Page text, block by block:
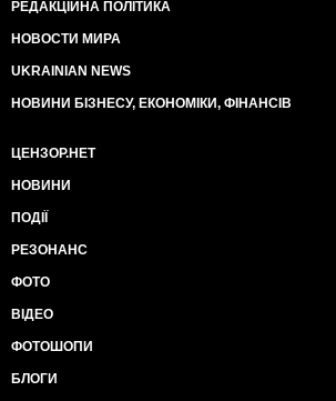
РЕДАКЦІЙНА ПОЛІТИКА
НОВОСТИ МИРА
UKRAINIAN NEWS
НОВИНИ БІЗНЕСУ, ЕКОНОМІКИ, ФІНАНСІВ
ЦЕНЗОР.НЕТ
НОВИНИ
ПОДІЇ
РЕЗОНАНС
ФОТО
ВІДЕО
ФОТОШОПИ
БЛОГИ